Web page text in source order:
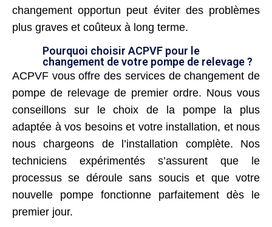
changement opportun peut éviter des problèmes
plus graves et coûteux à long terme.
Pourquoi choisir ACPVF pour le
changement de votre pompe de relevage ?
ACPVF vous offre des services de changement de
pompe de relevage de premier ordre. Nous vous
conseillons sur le choix de la pompe la plus
adaptée à vos besoins et votre installation, et nous
nous chargeons de l’installation complète. Nos
techniciens expérimentés s’assurent que le
processus se déroule sans soucis et que votre
nouvelle pompe fonctionne parfaitement dès le
premier jour.